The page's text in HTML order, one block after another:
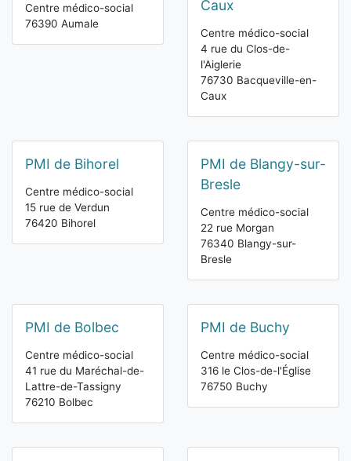
Centre médico-social
76390 Aumale
Caux
Centre médico-social
4 rue du Clos-de-
l'Aiglerie
76730 Bacqueville-en-
Caux
PMI de Bihorel
Centre médico-social
15 rue de Verdun
76420 Bihorel
PMI de Blangy-sur-
Bresle
Centre médico-social
22 rue Morgan
76340 Blangy-sur-
Bresle
PMI de Bolbec
Centre médico-social
41 rue du Maréchal-de-
Lattre-de-Tassigny
76210 Bolbec
PMI de Buchy
Centre médico-social
316 le Clos-de-l'Église
76750 Buchy